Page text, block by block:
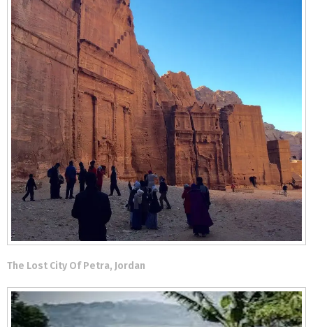
The Lost City Of Petra, Jordan